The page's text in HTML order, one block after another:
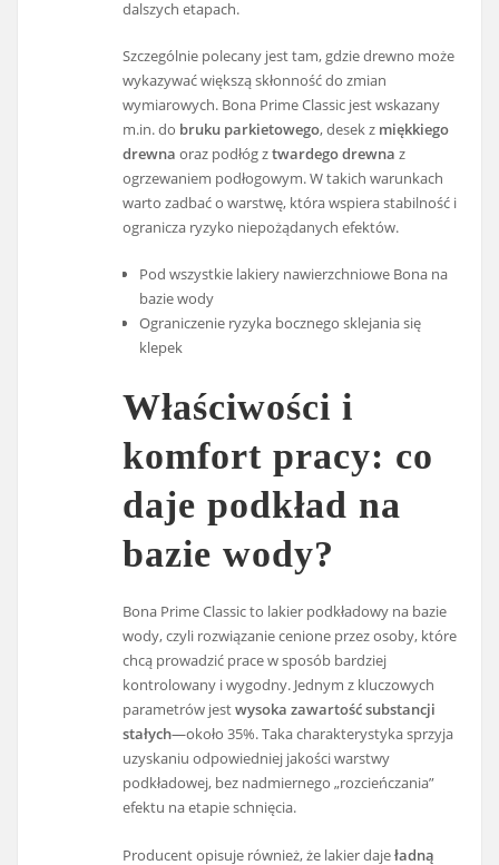
dalszych etapach.
Szczególnie polecany jest tam, gdzie drewno może
wykazywać większą skłonność do zmian
wymiarowych. Bona Prime Classic jest wskazany
m.in. do bruku parkietowego, desek z miękkiego
drewna oraz podłóg ztwardego drewna z
ogrzewaniem podłogowym. W takich warunkach
warto zadbać o warstwę, która wspiera stabilność i
ogranicza ryzyko niepożądanych efektów.
Pod wszystkie lakiery nawierzchniowe Bona na
bazie wody
Ograniczenie ryzyka bocznego sklejania się
klepek
Właściwości i
komfort pracy: co
daje podkład na
bazie wody?
Bona Prime Classic to lakier podkładowy na bazie
wody, czyli rozwiązanie cenione przez osoby, które
chcą prowadzić prace w sposób bardziej
kontrolowany i wygodny. Jednym z kluczowych
parametrów jestwysoka zawartość substancji
stałych—około 35%. Taka charakterystyka sprzyja
uzyskaniu odpowiedniej jakości warstwy
podkładowej, bez nadmiernego „rozcieńczania”
efektu na etapie schnięcia.
Producent opisuje również, że lakier dajeładną